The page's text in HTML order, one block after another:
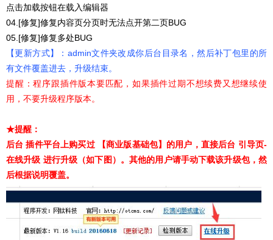
点击加载按钮在载入编辑器
04.[修复]修复内容页分页时无法点开第二页BUG
05.[修复]修复多处BUG
【更新方式】：admin文件夹改成你后台目录名，然后补丁包里的所
有文件覆盖进去，升级结束。
提醒：程序跟插件版本要匹配，如果插件过期不想续费又想继续使
用，不要升级程序版本。
★提醒：
后台 插件平台上购买过 【商业版基础包】的用户，直接后台 引导页-
在线升级 进行升级（如下图）。其他的用户请手动下载该升级包，然
后根据说明覆盖。